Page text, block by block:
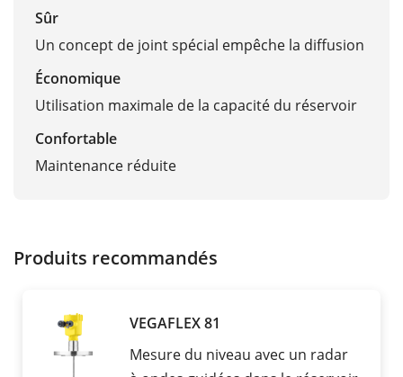
Sûr
Un concept de joint spécial empêche la diffusion
Économique
Utilisation maximale de la capacité du réservoir
Confortable
Maintenance réduite
Produits recommandés
VEGAFLEX 81
Mesure du niveau avec un radar